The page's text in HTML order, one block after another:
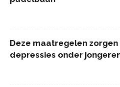
Deze maatregelen
depressies onder